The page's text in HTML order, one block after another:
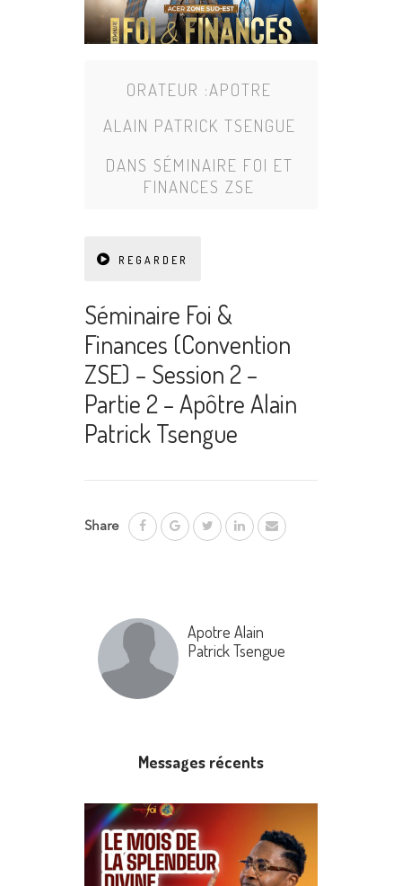
ORATEUR :APOTRE
ALAIN PATRICK TSENGUE
DANS SÉMINAIRE FOI ET
FINANCES ZSE
REGARDER
Séminaire Foi &
Finances (Convention
ZSE) – Session 2 –
Partie 2 – Apôtre Alain
Patrick Tsengue
Share
Apotre Alain
Patrick Tsengue
Messages récents